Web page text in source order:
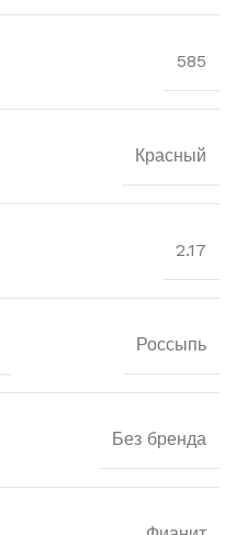
585
Красный
2.17
Россыпь
Без бренда